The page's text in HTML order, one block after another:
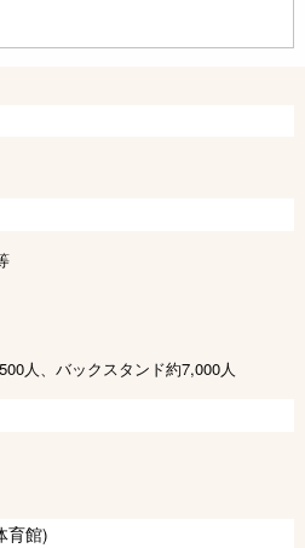
人、バックスタンド約7,000人
育館)